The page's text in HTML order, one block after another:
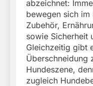
abzeichnet:
bewegen sich im
Zubehör,
sowie Sicherheit
Gleichzeitig gibt
Überschneidung
Hundeszene,
zugleich